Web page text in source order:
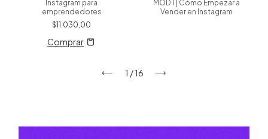
Instagram para
emprendedores
$11.030,00
MOD 1 | Cómo Empezar a
Vender en Instagram
1 /16